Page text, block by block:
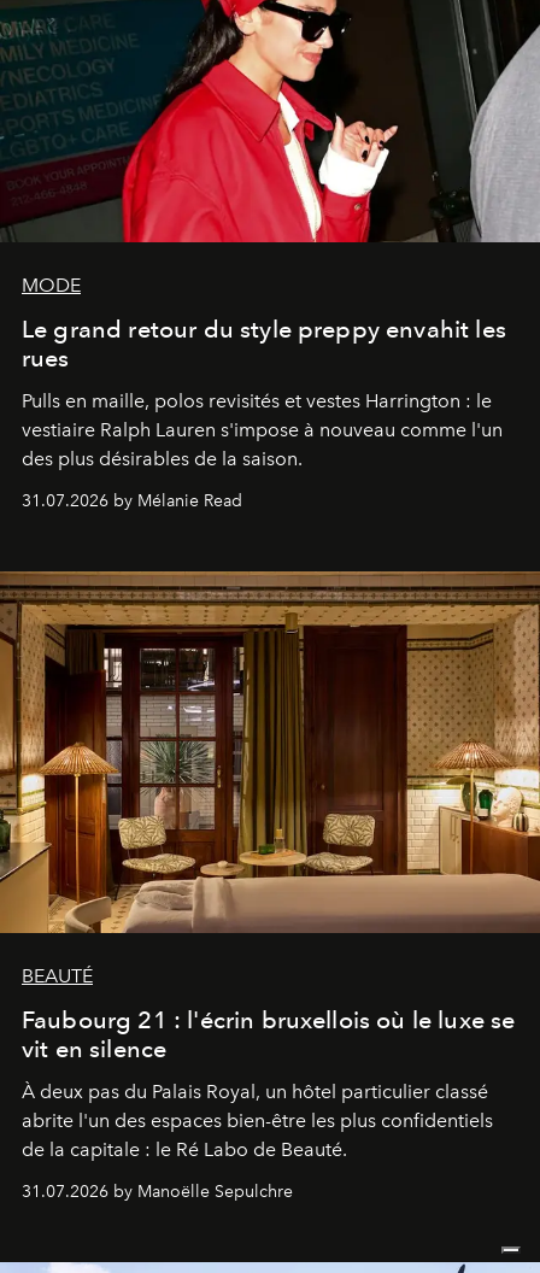
MODE
Le grand retour du style preppy envahit les
rues
Pulls en maille, polos revisités et vestes Harrington : le
vestiaire Ralph Lauren s'impose à nouveau comme l'un
des plus désirables de la saison.
31.07.2026 by Mélanie Read
BEAUTÉ
Faubourg 21 : l'écrin bruxellois où le luxe se
vit en silence
À deux pas du Palais Royal, un hôtel particulier classé
abrite l'un des espaces bien-être les plus confidentiels
de la capitale : le Ré Labo de Beauté.
31.07.2026 by Manoëlle Sepulchre